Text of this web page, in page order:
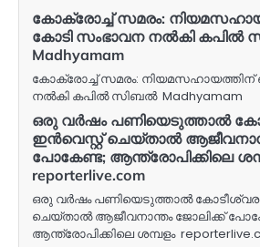
കോക്രോച്ച് സമരം:
കോടി സംഭാവന നൽകി കപിൽ
Madhyamam
കോക്രോച്ച് സമരം: നിയമസഹായത്തിന്
നൽകി കപിൽ സിബൽ Madhyamam
ഒരു വർഷം പണിയെടുത്താൽ
ഇൻവെസ്റ്റ് ചെയ്‌താൽ
പോകേണ്ട; ആന്ത്രോപിക്കിലെ
reporterlive.com
ഒരു വർഷം പണിയെടുത്താൽ
ചെയ്‌താൽ ആജീവനാന്തം ജോലിക്ക്
ആന്ത്രോപിക്കിലെ ശമ്പളം